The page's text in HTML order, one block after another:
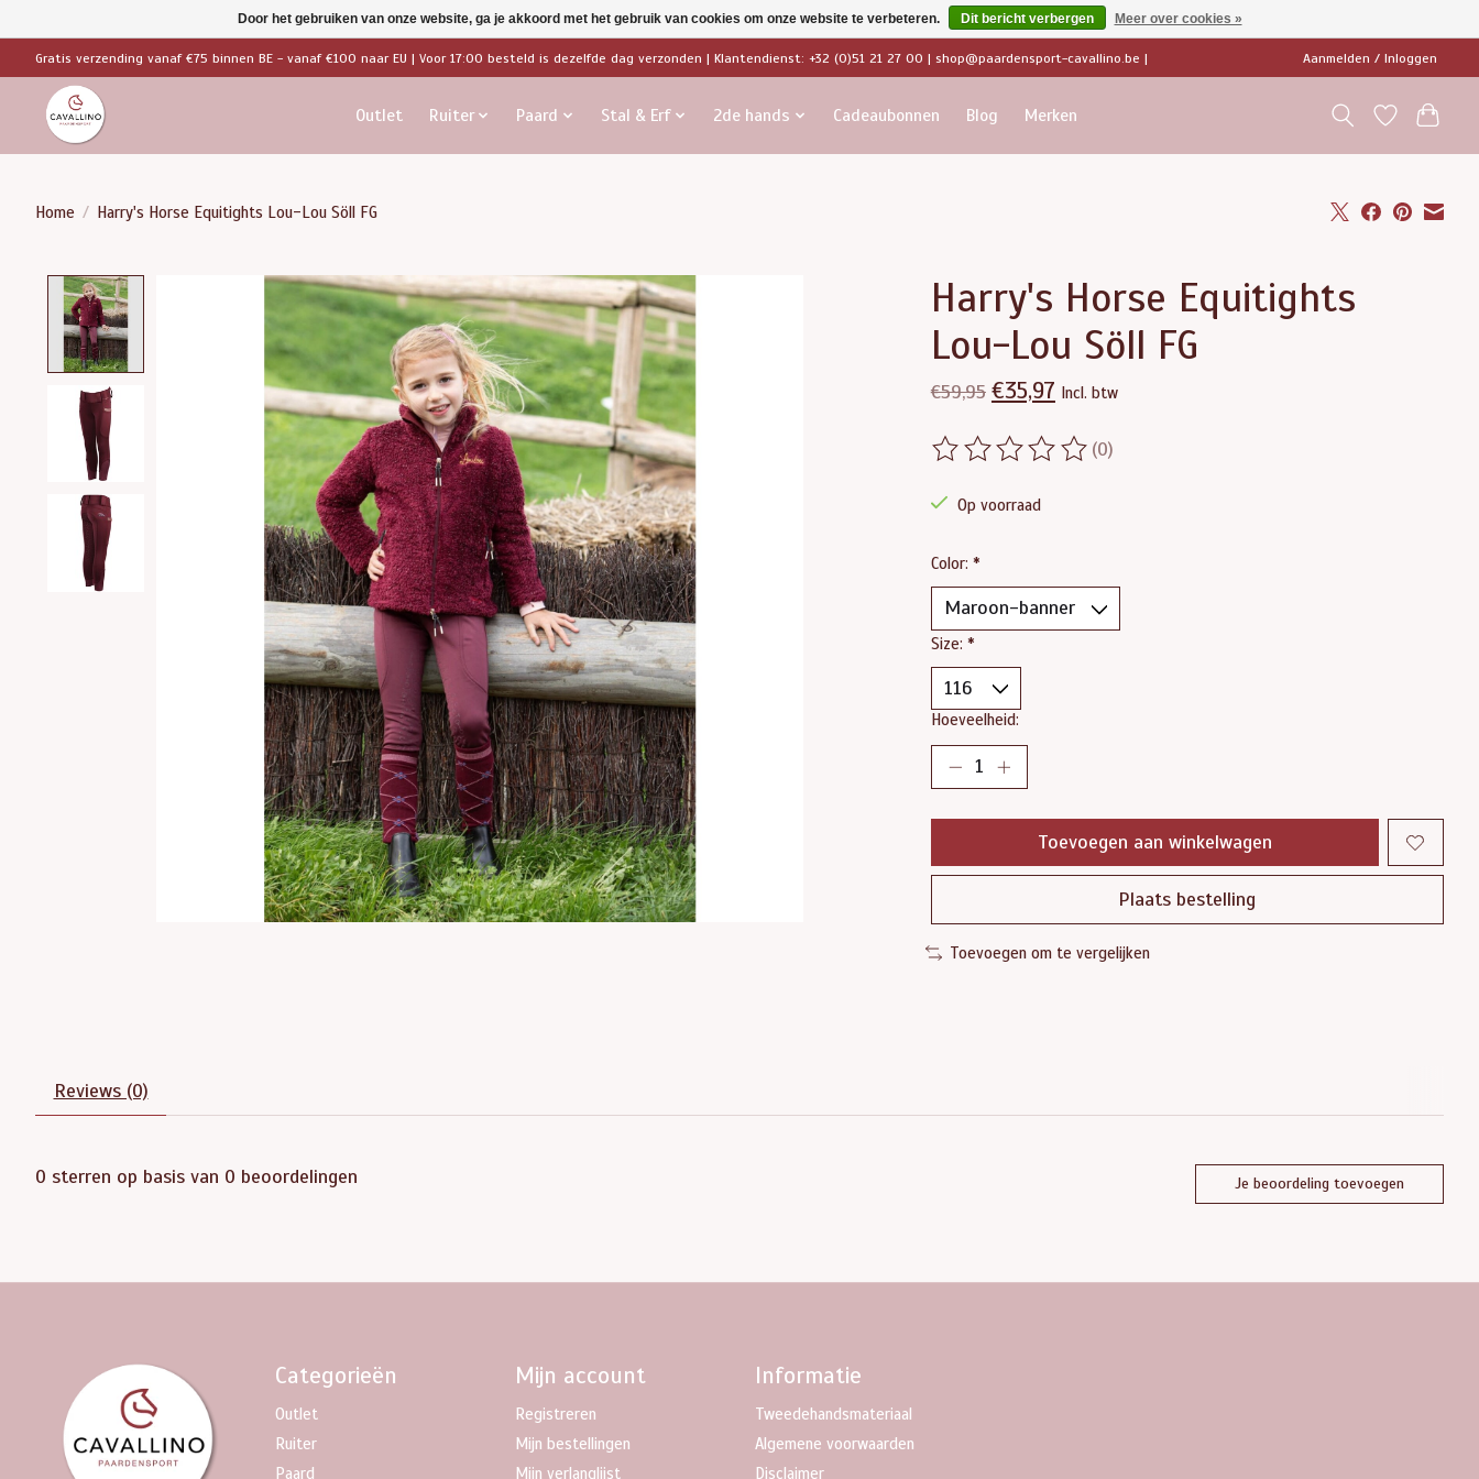
Gratis verzending vanaf €75 binnen BE - vanaf €100 naar EU | Voor 17:00 besteld is dezelfde dag verzonden | Klantendienst: +32 (0)51 21 27 00 | shop@paardensport-cavallino.be | Aanmelden / Inloggen
Outlet Ruiter Paard Stal & Erf 2de hands Cadeaubonnen Blog Merken
Home / Harry's Horse Equitights Lou-Lou Söll FG
Product image slideshow Items
Harry's Horse Equitights
Lou-Lou Söll FG
€59,95 €35,97 Incl. btw
De beoordeling van dit product is
(0)
Op voorraad
Color: *
Size: *
Hoeveelheid:
Toevoegen aan winkelwagen
Plaats bestelling
Toevoegen om te vergelijken
Reviews (0)
0 sterren op basis van 0 beoordelingen Je beoordeling toevoegen
Categorieën
Outlet
Ruiter
Paard
Mijn account
Registreren
Mijn bestellingen
Mijn verlanglijst
Informatie
Tweedehandsmateriaal
Algemene voorwaarden
Disclaimer
Door het gebruiken van onze website, ga je akkoord met het gebruik van cookies om onze website te verbeteren. Dit bericht verbergen Meer over cookies »